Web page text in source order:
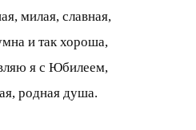
милая, славная,
и так хороша,
я с Юбилеем,
родная душа.